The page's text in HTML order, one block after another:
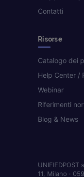
Contatti
Risorse
Catalogo dei
Help Center /
Webinar
Riferimenti
Blog & News
UNIFIEDPOST
11, Milano ·